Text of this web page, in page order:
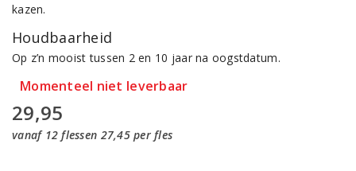
kazen.
Houdbaarheid
Op z’n mooist tussen 2 en 10 jaar na oogstdatum.
Momenteel niet leverbaar
29,95
vanaf 12 flessen 27,45 per fles